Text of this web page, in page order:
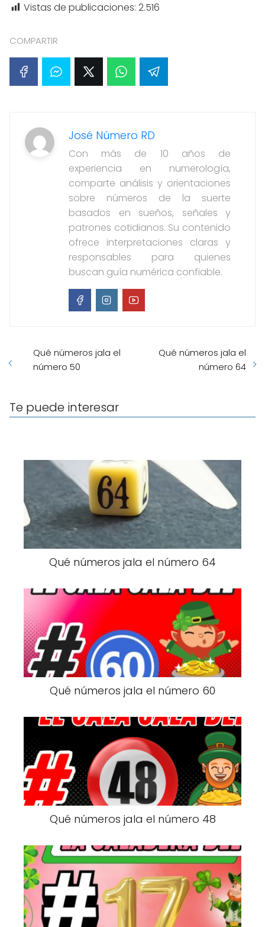
Vistas de publicaciones: 2.516
COMPARTIR
José Número RD
Con más de 10 años de
experiencia en numerología,
comparte análisis y orientaciones
sobre números de la suerte
basados en sueños, señales y
patrones cotidianos. Su contenido
ofrece interpretaciones claras y
responsables para quienes
buscan guía numérica confiable.
Qué números jala el
número 50
Qué números jala el
número 64
Te puede interesar
Qué números jala el número 64
Qué números jala el número 60
Qué números jala el número 48